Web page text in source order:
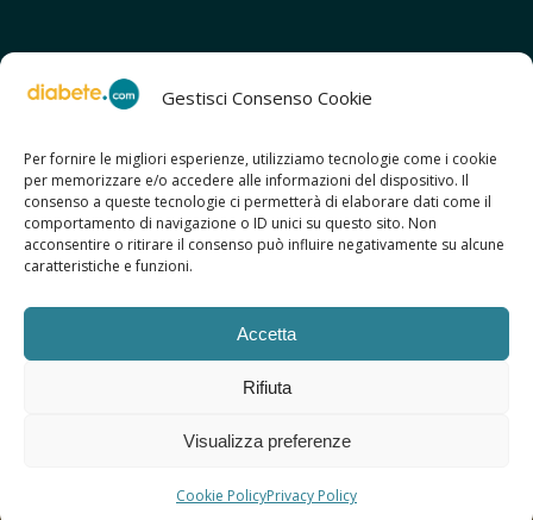
Gestisci Consenso Cookie
Per fornire le migliori esperienze, utilizziamo tecnologie come i cookie
per memorizzare e/o accedere alle informazioni del dispositivo. Il
consenso a queste tecnologie ci permetterà di elaborare dati come il
comportamento di navigazione o ID unici su questo sito. Non
acconsentire o ritirare il consenso può influire negativamente su alcune
caratteristiche e funzioni.
Accetta
Rifiuta
Visualizza preferenze
Cookie PolicyPrivacy Policy
SCOPRI ANCHE:
> ilmiodiabete.com
> casadiabete.it
> digitaldiabetes.srl
> obesitalia.com
© 2026 Copyright - Diabete.com
Copyright Credits